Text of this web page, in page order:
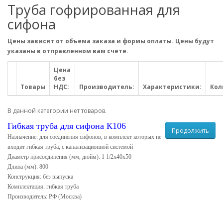
Труба гофрированная для
сифона
Цены зависят от объема заказа и формы оплаты. Цены будут
указаны в отправленном вам счете.
Товары
Цена
без
НДС:
Производитель: Характеристики:
В данной категории нет товаров.
Продолжить
Гибкая труба для сифона К106
Назначение: для соединения сифонов, в комплект которых не
входит гибкая труба, с канализационной системой
Диаметр присоединения (мм, дюйм): 1 1/2х40х50
Длина (мм): 800
Конструкция: без выпуска
Комплектация: гибкая труба
Производитель: РФ (Москва)